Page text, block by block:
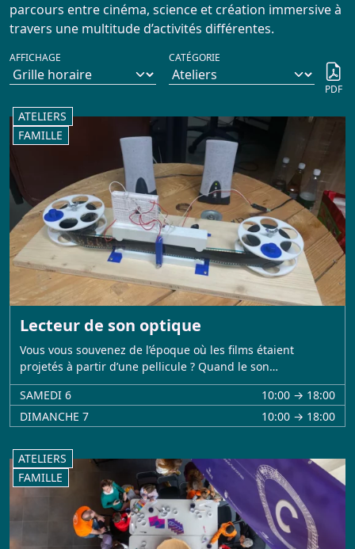
parcours entre cinéma, science et création immersive à
travers une multitude d’activités différentes.
AFFICHAGE CATÉGORIE
PDF
ATELIERS
FAMILLE
Lecteur de son optique
Vous vous souvenez de l’époque où les films étaient
projetés à partir d’une pellicule ? Quand le son…
SAMEDI 6
10:00 → 18:00
DIMANCHE 7
10:00 → 18:00
ATELIERS
FAMILLE
Actualités
Répertoire